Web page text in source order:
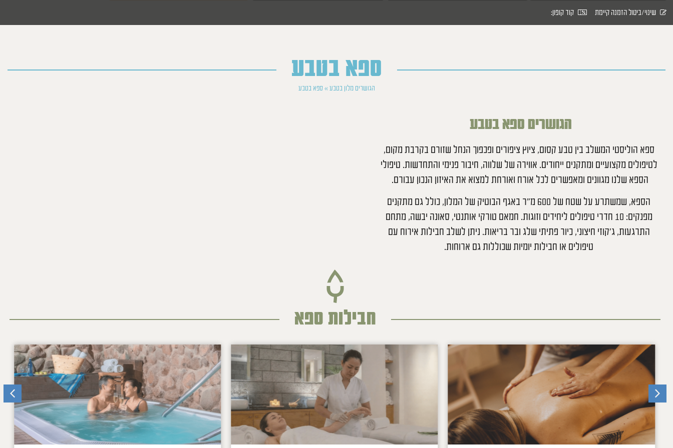
קוד קופון: שינוי/ביטול הזמנה קיימת
ספא בטבע
הגושרים מלון בטבע »ספא בטבע
הגושרים ספא בטבע
ספא הוליסטי המשלב בין טבע קסום, ציוץ ציפורים ופכפוך הנחל שזורם בקרבת מקום,
לטיפולים מקצועיים ומתקנים ייחודים. אווירה של שלווה, חיבור פנימי והתחדשות. טיפולי
הספא שלנו מגוונים ומאפשרים לכל אורח ואורחת למצוא את האיזון הנכון עבורם.
הספא, שמשתרע על שטח של 600 מ”ר באגף הבוטיק של המלון, כולל גם מתקנים
מפנקים: 10 חדרי טיפולים ליחידים וזוגות. חמאם טורקי אותנטי, סאונה יבשה, מתחם
התרגעות, ג’קוזי חיצוני, כיור פתיתי שלג ובר בריאות. ניתן לשלב חבילות אירוח עם
טיפולים או חבילות יומיות שכוללות גם ארוחות.
חבילות ספא